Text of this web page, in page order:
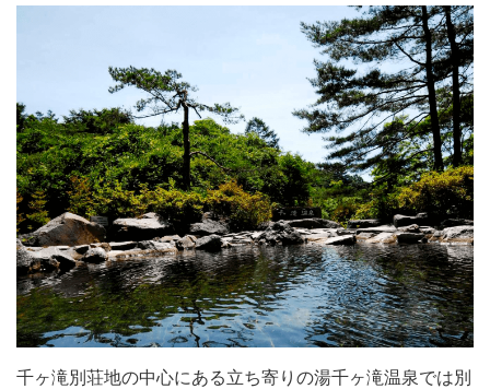
千ヶ滝別荘地の中心にある立ち寄りの湯千ヶ滝温泉では別